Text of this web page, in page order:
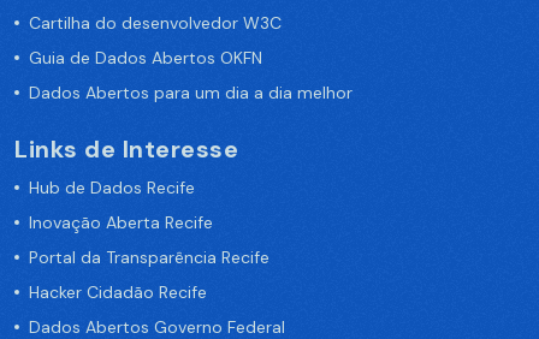
Cartilha do desenvolvedor W3C
Guia de Dados Abertos OKFN
Dados Abertos para um dia a dia melhor
Links de Interesse
Hub de Dados Recife
Inovação Aberta Recife
Portal da Transparência Recife
Hacker Cidadão Recife
Dados Abertos Governo Federal